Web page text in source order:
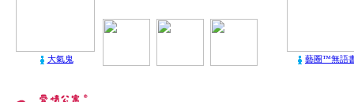
大氣鬼 藝圈™無語